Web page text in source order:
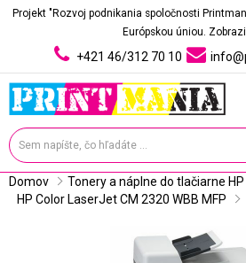
Projekt "Rozvoj podnikania spoločnosti
Európskou úniou.
+421 46/312 70 10
Domov Tonery a náplne do tlačiarne HP
HP Color LaserJet CM 2320 WBB MFP